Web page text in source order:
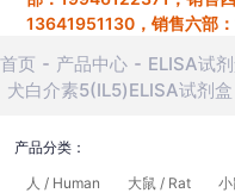
13641951130，销售六部
首页 产品中心 ELISA试
犬白介素5(IL5)ELISA试剂盒
产品分类：
人 / Human
大鼠 / Rat